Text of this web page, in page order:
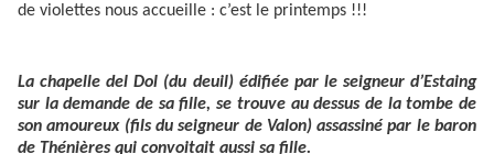
de violettes nous accueille : c’est le printemps !!!
La chapelle del Dol (du deuil) édifiée par le seigneur d’Estaing
sur la demande de sa fille, se trouve au dessus de la tombe de
son amoureux (fils du seigneur de Valon) assassiné par le baron
de Thénières qui convoitait aussi sa fille.